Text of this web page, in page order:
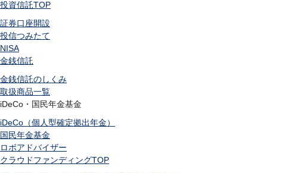
投資信託TOP
証券口座開設
投信つみたて
NISA
金銭信託
金銭信託のしくみ
取扱商品一覧
iDeCo・国民年金基金
iDeCo（個人型確定拠出年金）
国民年金基金
ロボアドバイザー
クラウドファンディングTOP